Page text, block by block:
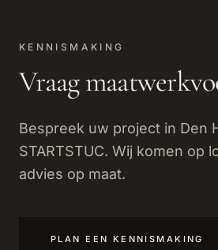
KENNISMAKING
Vraag
Bespreek uw project in Den
STARTSTUC. Wij komen op
advies op maat.
PLAN EEN KENNISMAKING